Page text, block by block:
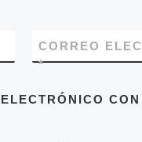
CORREO
*